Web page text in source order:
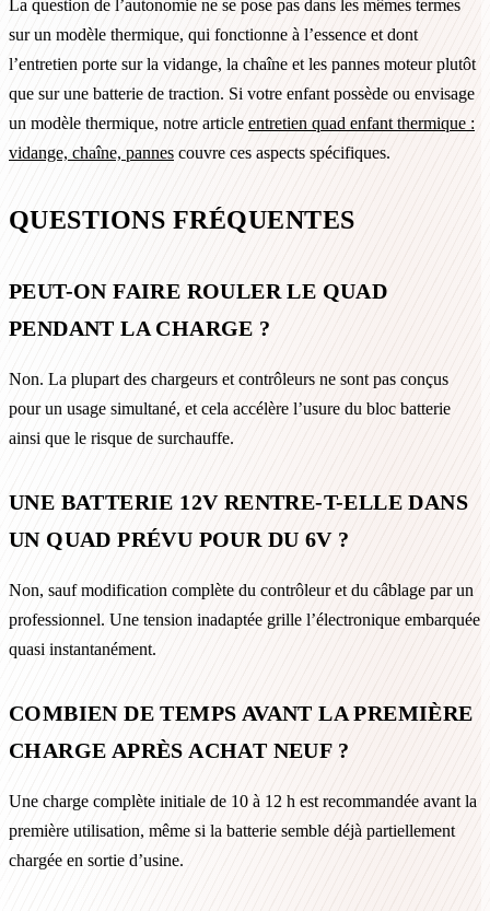
La question de l’autonomie ne se pose pas dans les mêmes termes
sur un modèle thermique, qui fonctionne à l’essence et dont
l’entretien porte sur la vidange, la chaîne et les pannes moteur plutôt
que sur une batterie de traction. Si votre enfant possède ou envisage
un modèle thermique, notre article entretien quad enfant thermique :
vidange, chaîne, pannes couvre ces aspects spécifiques.
QUESTIONS FRÉQUENTES
PEUT-ON FAIRE ROULER LE QUAD
PENDANT LA CHARGE ?
Non. La plupart des chargeurs et contrôleurs ne sont pas conçus
pour un usage simultané, et cela accélère l’usure du bloc batterie
ainsi que le risque de surchauffe.
UNE BATTERIE 12V RENTRE-T-ELLE DANS
UN QUAD PRÉVU POUR DU 6V ?
Non, sauf modification complète du contrôleur et du câblage par un
professionnel. Une tension inadaptée grille l’électronique embarquée
quasi instantanément.
COMBIEN DE TEMPS AVANT LA PREMIÈRE
CHARGE APRÈS ACHAT NEUF ?
Une charge complète initiale de 10 à 12 h est recommandée avant la
première utilisation, même si la batterie semble déjà partiellement
chargée en sortie d’usine.